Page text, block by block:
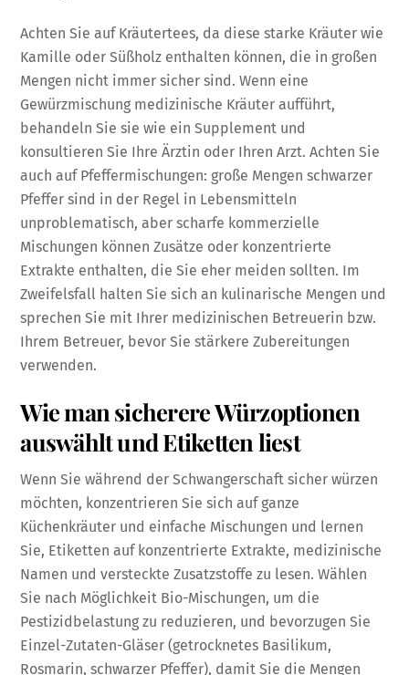
Achten Sie auf Kräutertees, da diese starke Kräuter wie
Kamille oder Süßholz enthalten können, die in großen
Mengen nicht immer sicher sind. Wenn eine
Gewürzmischung medizinische Kräuter aufführt,
behandeln Sie sie wie ein Supplement und
konsultieren Sie Ihre Ärztin oder Ihren Arzt. Achten Sie
auch auf Pfeffermischungen: große Mengen schwarzer
Pfeffer sind in der Regel in Lebensmitteln
unproblematisch, aber scharfe kommerzielle
Mischungen können Zusätze oder konzentrierte
Extrakte enthalten, die Sie eher meiden sollten. Im
Zweifelsfall halten Sie sich an kulinarische Mengen und
sprechen Sie mit Ihrer medizinischen Betreuerin bzw.
Ihrem Betreuer, bevor Sie stärkere Zubereitungen
verwenden.
Wie man sicherere Würzoptionen
auswählt und Etiketten liest
Wenn Sie während der Schwangerschaft sicher würzen
möchten, konzentrieren Sie sich auf ganze
Küchenkräuter und einfache Mischungen und lernen
Sie, Etiketten auf konzentrierte Extrakte, medizinische
Namen und versteckte Zusatzstoffe zu lesen. Wählen
Sie nach Möglichkeit Bio-Mischungen, um die
Pestizidbelastung zu reduzieren, und bevorzugen Sie
Einzel-Zutaten-Gläser (getrocknetes Basilikum,
Rosmarin, schwarzer Pfeffer), damit Sie die Mengen